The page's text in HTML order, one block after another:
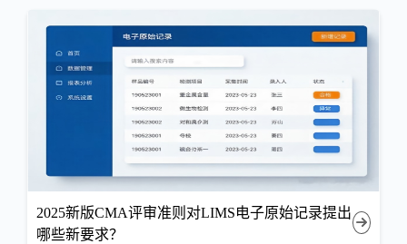
2025新版CMA评审准则对LIMS电子原始记录提出
哪些新要求？